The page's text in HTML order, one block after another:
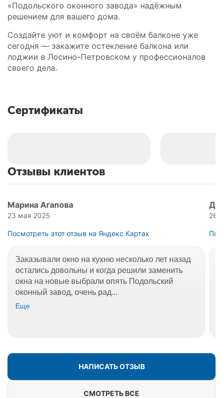
«Подольского оконного завода» надёжным
решением для вашего дома.
Создайте уют и комфорт на своём балконе уже
сегодня — закажите остекление балкона или
лоджии в Лосино-Петровском у профессионалов
своего дела.
Сертификаты
Отзывы клиентов
Марина Агапова
23 мая 2025
Посмотреть этот отзыв на Яндекс Картах
Заказывали окно на кухню несколько лет назад
остались довольны и когда решили заменить
окна на новые выбрали опять Подольский
оконный завод, очень рад...
Еще
26
НАПИСАТЬ ОТЗЫВ
СМОТРЕТЬ ВСЕ